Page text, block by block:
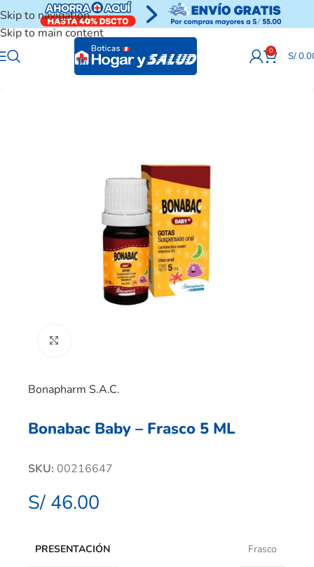
Skip to navigation
Skip to main content
0 S/
Bonapharm S.A.C.
Bonabac Baby – Frasco 5 ML
SKU: 00216647
S/ 46.00
PRESENTACIÓN Frasco